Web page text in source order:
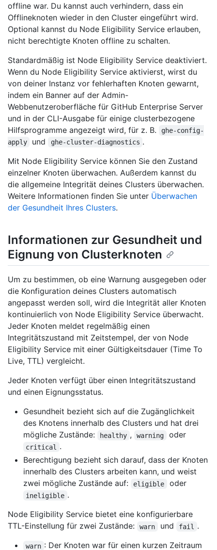
offline war. Du kannst auch verhindern, dass ein
Offlineknoten wieder in den Cluster eingeführt wird.
Optional kannst du Node Eligibility Service erlauben,
nicht berechtigte Knoten offline zu schalten.
Standardmäßig ist Node Eligibility Service deaktiviert.
Wenn du Node Eligibility Service aktivierst, wirst du
von deiner Instanz vor fehlerhaften Knoten gewarnt,
indem ein Banner auf der Admin-
Webbenutzeroberfläche für GitHub Enterprise Server
und in der CLI-Ausgabe für einige clusterbezogene
Hilfsprogramme angezeigt wird, für z. B.
ghe-config-
apply
und ghe-cluster-diagnostics .
Mit Node Eligibility Service können Sie den Zustand
einzelner Knoten überwachen. Außerdem kannst du
die allgemeine Integrität deines Clusters überwachen.
Weitere Informationen finden Sie unter Überwachen
der Gesundheit Ihres Clusters.
Informationen zur Gesundheit und
Eignung von Clusterknoten
Um zu bestimmen, ob eine Warnung ausgegeben oder
die Konfiguration deines Clusters automatisch
angepasst werden soll, wird die Integrität aller Knoten
kontinuierlich von Node Eligibility Service überwacht.
Jeder Knoten meldet regelmäßig einen
Integritätszustand mit Zeitstempel, der von Node
Eligibility Service mit einer Gültigkeitsdauer (Time To
Live, TTL) vergleicht.
Jeder Knoten verfügt über einen Integritätszustand
und einen Eignungsstatus.
Gesundheit bezieht sich auf die Zugänglichkeit
des Knotens innerhalb des Clusters und hat drei
mögliche Zustände:
healthy , warning oder
critical
.
Berechtigung bezieht sich darauf, dass der Knoten
innerhalb des Clusters arbeiten kann, und weist
zwei mögliche Zustände auf:
eligible oder
ineligible .
Node Eligibility Service bietet eine konfigurierbare
TTL-Einstellung für zwei Zustände:
warn und fail .
warn : Der Knoten war für einen kurzen Zeitraum